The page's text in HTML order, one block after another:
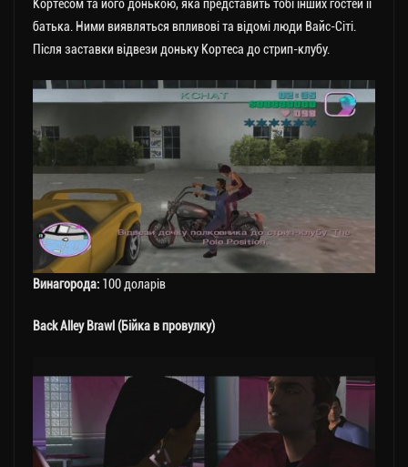
Кортесом та його донькою, яка представить тобі інших гостей її
батька. Ними виявляться впливові та відомі люди Вайс-Сіті.
Після заставки відвези доньку Кортеса до стрип-клубу.
Винагорода: 100 доларів
Back Alley Brawl (Бійка в провулку)